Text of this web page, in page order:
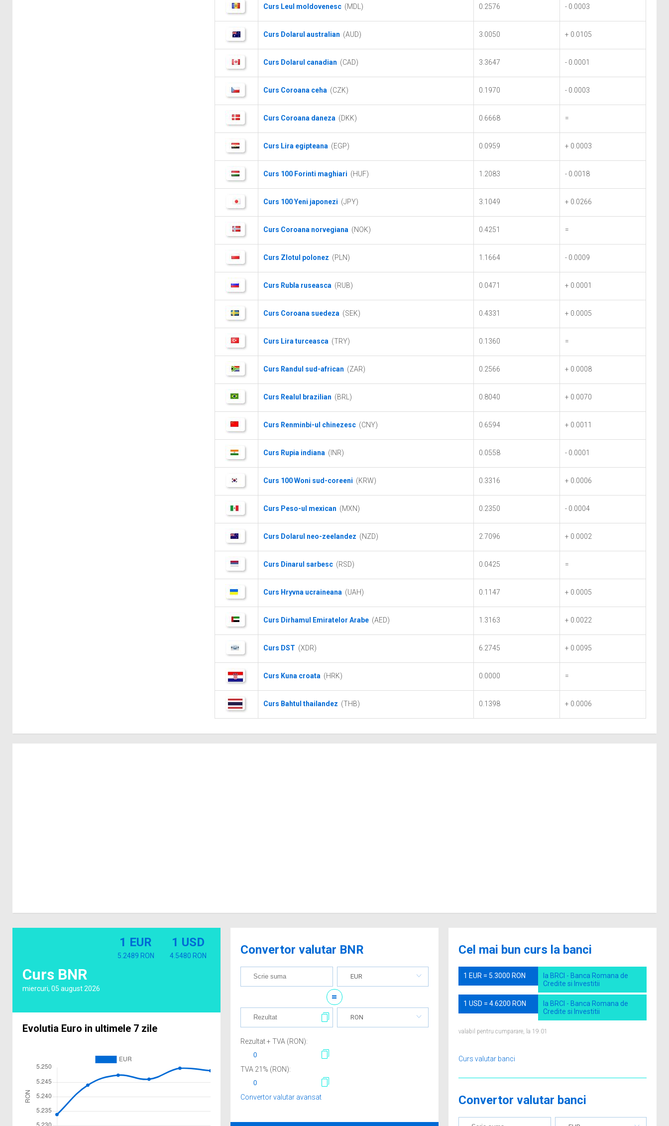
Curs Leul moldovenesc (MDL) 0.2576 - 0.0003
Curs Dolarul australian (AUD) 3.0050 + 0.0105
Curs Dolarul canadian (CAD) 3.3647 - 0.0001
Curs Coroana ceha (CZK) 0.1970 - 0.0003
Curs Coroana daneza (DKK) 0.6668 =
Curs Lira egipteana (EGP) 0.0959 + 0.0003
Curs 100 Forinti maghiari (HUF) 1.2083 - 0.0018
Curs 100 Yeni japonezi (JPY) 3.1049 + 0.0266
Curs Coroana norvegiana (NOK) 0.4251 =
Curs Zlotul polonez (PLN) 1.1664 - 0.0009
Curs Rubla ruseasca (RUB) 0.0471 + 0.0001
Curs Coroana suedeza (SEK) 0.4331 + 0.0005
Curs Lira turceasca (TRY) 0.1360 =
Curs Randul sud-african (ZAR) 0.2566 + 0.0008
Curs Realul brazilian (BRL) 0.8040 + 0.0070
Curs Renminbi-ul chinezesc (CNY) 0.6594 + 0.0011
Curs Rupia indiana (INR) 0.0558 - 0.0001
Curs 100 Woni sud-coreeni (KRW) 0.3316 + 0.0006
Curs Peso-ul mexican (MXN) 0.2350 - 0.0004
Curs Dolarul neo-zeelandez (NZD) 2.7096 + 0.0002
Curs Dinarul sarbesc (RSD) 0.0425 =
Curs Hryvna ucraineana (UAH) 0.1147 + 0.0005
Curs Dirhamul Emiratelor Arabe (AED) 1.3163 + 0.0022
Curs DST (XDR) 6.2745 + 0.0095
Curs Kuna croata (HRK) 0.0000 =
Curs Bahtul thailandez (THB) 0.1398 + 0.0006
Curs BNR
miercuri, 05 august 2026
1 EUR
5.2489 RON
1 USD
4.5480 RON
Evolutia Euro in ultimele 7 zile
Convertor valutar BNR
EUR
=
RON
Rezultat + TVA (RON):
TVA 21 % (RON):
Convertor valutar avansat
Cel mai bun curs la banci
1 EUR = 5.3000 RON
la BRCI - Banca Romana de
Credite si Investitii
1 USD = 4.6200 RON
la BRCI - Banca Romana de
Credite si Investitii
valabil pentru cumparare, la 19.01
Curs valutar banci
Convertor valutar banci